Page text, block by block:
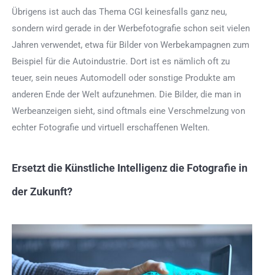
Übrigens ist auch das Thema CGI keinesfalls ganz neu,
sondern wird gerade in der Werbefotografie schon seit vielen
Jahren verwendet, etwa für Bilder von Werbekampagnen zum
Beispiel für die Autoindustrie. Dort ist es nämlich oft zu
teuer, sein neues Automodell oder sonstige Produkte am
anderen Ende der Welt aufzunehmen. Die Bilder, die man in
Werbeanzeigen sieht, sind oftmals eine Verschmelzung von
echter Fotografie und virtuell erschaffenen Welten.
Ersetzt die Künstliche Intelligenz die Fotografie in
der Zukunft?